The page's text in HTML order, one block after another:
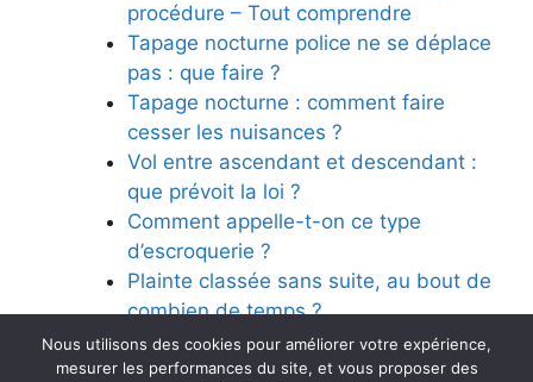
procédure – Tout comprendre
Tapage nocturne police ne se déplace
pas : que faire ?
Tapage nocturne : comment faire
cesser les nuisances ?
Vol entre ascendant et descendant :
que prévoit la loi ?
Comment appelle-t-on ce type
d’escroquerie ?
Plainte classée sans suite, au bout de
combien de temps ?
Porter plainte contre x : utilité et
procédure
Nous utilisons des cookies pour améliorer votre expérience,
mesurer les performances du site, et vous proposer des